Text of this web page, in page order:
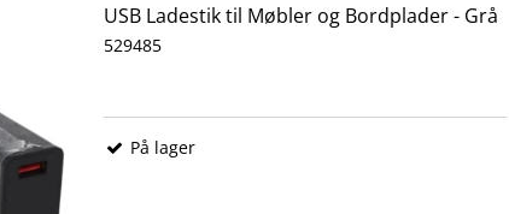
USB Ladestik til Møbler og Bordplader - Grå
529485
På lager